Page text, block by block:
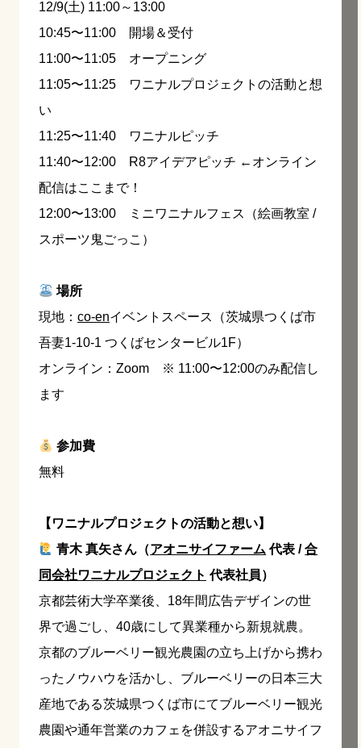
12/9(土) 11:00～13:00
10:45〜11:00 開場＆受付
11:00〜11:05 オープニング
11:05〜11:25 ワニナルプロジェクトの活動と想
い
11:25〜11:40 ワニナルピッチ
11:40〜12:00 R8アイデアピッチ ←オンライン
配信はここまで！
12:00〜13:00 ミニワニナルフェス（絵画教室 /
スポーツ鬼ごっこ）
場所
現地： co-enイベントスペース（茨城県つくば市
吾妻1-10-1 つくばセンタービル1F）
オンライン：Zoom ※ 11:00〜12:00のみ配信し
ます
参加費
無料
【ワニナルプロジェクトの活動と想い】
青木 真矢さん（アオニサイファーム 代表 /合
同会社ワニナルプロジェクト 代表社員）
京都芸術大学卒業後、18年間広告デザインの世
界で過ごし、40歳にして異業種から新規就農。
京都のブルーベリー観光農園の立ち上げから携わ
ったノウハウを活かし、ブルーベリーの日本三大
産地である茨城県つくば市にてブルーベリー観光
農園や通年営業のカフェを併設するアオニサイフ